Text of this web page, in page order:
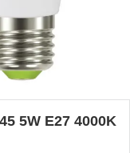
5W E27 4000K